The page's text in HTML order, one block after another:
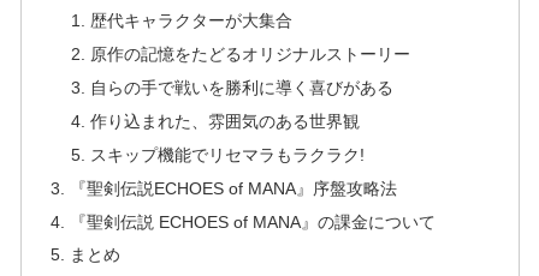
歴代キャラクターが大集合
原作の記憶をたどるオリジナルストーリー
自らの手で戦いを勝利に導く喜びがある
作り込まれた、雰囲気のある世界観
スキップ機能でリセマラもラクラク!
『聖剣伝説ECHOES of MANA』序盤攻略法
『聖剣伝説 ECHOES of MANA』の課金について
まとめ